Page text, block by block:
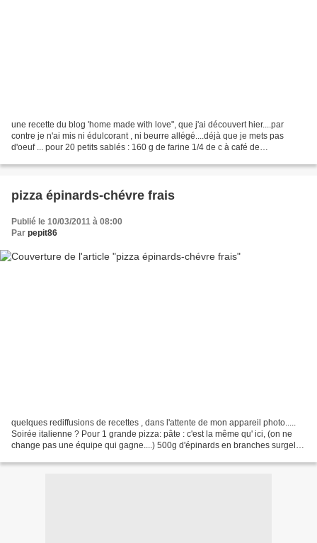
une recette du blog 'home made with love", que j'ai découvert hier....par
contre je n'ai mis ni édulcorant , ni beurre allégé....déjà que je mets pas
d'oeuf ... pour 20 petits sablés : 160 g de farine 1/4 de c à café de
pizza épinards-chévre frais
Publié le 10/03/2011 à 08:00
Par pepit86
quelques rediffusions de recettes , dans l'attente de mon appareil photo.....
Soirée italienne ? Pour 1 grande pizza: pâte : c'est la même qu' ici, (on ne
change pas une équipe qui gagne....) 500g d'épinards en branches surgelés